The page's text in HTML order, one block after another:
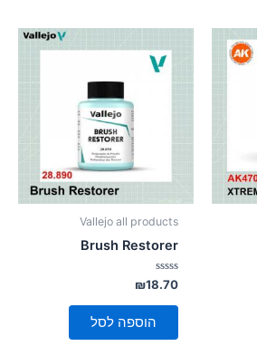
לקישורים
האפשרויות
Vallejo all products
Brush Restorer
דורג
0
מתוך
₪18.70
הוספה לסל